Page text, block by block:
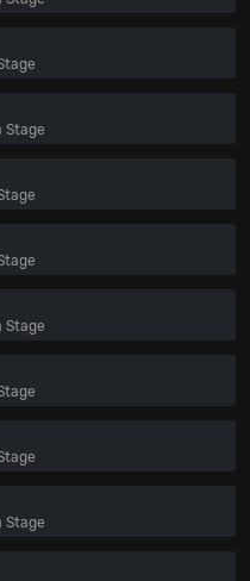
Stage
Stage
Stage